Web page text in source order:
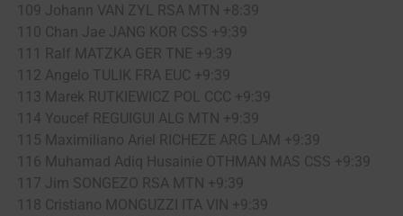
109 Johann VAN ZYL RSA MTN +8:39
110 Chan Jae JANG KOR CSS +9:39
111 Ralf MATZKA GER TNE +9:39
112 Angelo TULIK FRA EUC +9:39
113 Marek RUTKIEWICZ POL CCC +9:39
114 Youcef REGUIGUI ALG MTN +9:39
115 Maximiliano Ariel RICHEZE ARG LAM +9:39
116 Muhamad Adiq Husainie OTHMAN MAS CSS +9:39
117 Jim SONGEZO RSA MTN +9:39
118 Cristiano MONGUZZI ITA VIN +9:39